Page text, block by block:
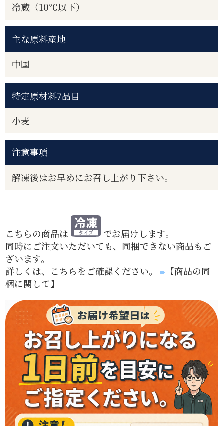
冷蔵（10℃以下）
主な原料産地
中国
特定原材料7品目
小麦
注意事項
解凍後はお早めにお召し上がり下さい。
こちらの商品は
でお届けします。
同時にご注文いただいても、同梱できない商品もご
ざいます。
詳しくは、こちらをご確認ください。
【商品の同
梱に関して】